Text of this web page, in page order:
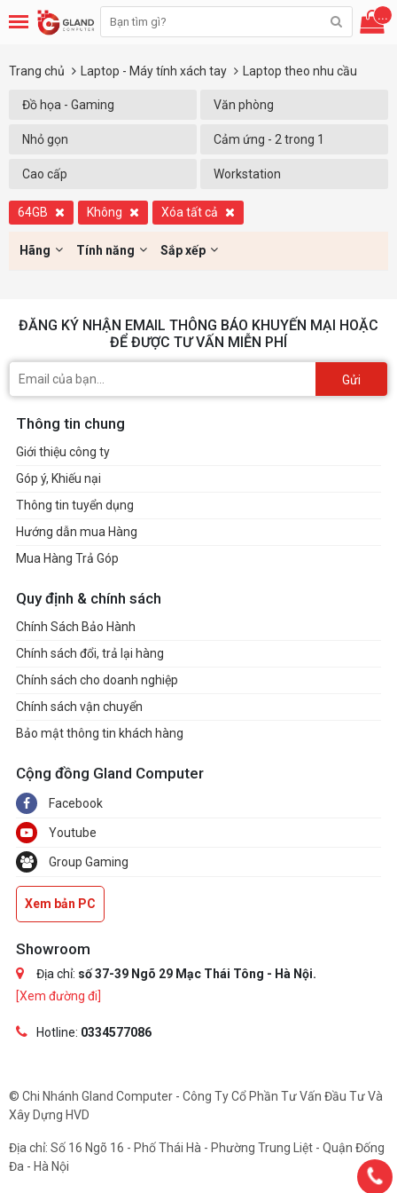
...
Trang chủ Laptop - Máy tính xách tay Laptop theo nhu cầu
Đồ họa - Gaming Văn phòng
Nhỏ gọn Cảm ứng - 2 trong 1
Cao cấp Workstation
64GB Không Xóa tất cả
Hãng Tính năng Sắp xếp
ĐĂNG KÝ NHẬN EMAIL THÔNG BÁO KHUYẾN MẠI HOẶC
ĐỂ ĐƯỢC TƯ VẤN MIỄN PHÍ
Gửi
Thông tin chung
Giới thiệu công ty
Góp ý, Khiếu nại
Thông tin tuyển dụng
Hướng dẫn mua Hàng
Mua Hàng Trả Góp
Quy định & chính sách
Chính Sách Bảo Hành
Chính sách đổi, trả lại hàng
Chính sách cho doanh nghiệp
Chính sách vận chuyển
Bảo mật thông tin khách hàng
Cộng đồng Gland Computer
Facebook
Youtube
Group Gaming
Xem bản PC
Showroom
Địa chỉ: số 37-39 Ngõ 29 Mạc Thái Tông - Hà Nội.
[Xem đường đi]
Hotline: 0334577086
© Chi Nhánh Gland Computer - Công Ty Cổ Phần Tư Vấn Đầu Tư Và
Xây Dựng HVD
Địa chỉ: Số 16 Ngõ 16 - Phố Thái Hà - Phường Trung Liệt - Quận Đống
Đa - Hà Nội